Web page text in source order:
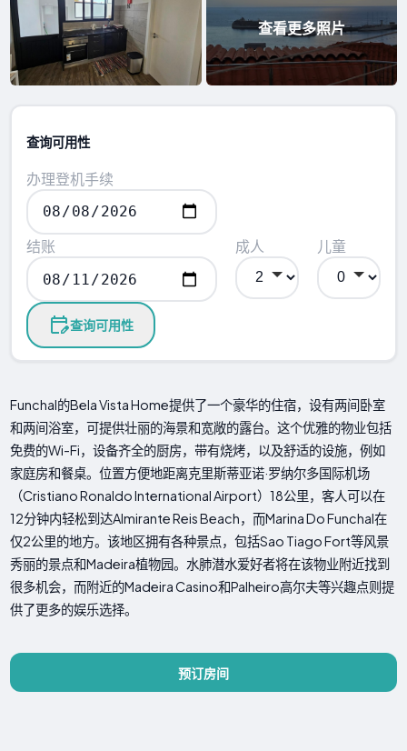
查看更多照片
查询可用性
办理登机手续
结账 成人 儿童
查询可用性
Funchal的Bela Vista Home提供了一个豪华的住宿，设有两间卧室
和两间浴室，可提供壮丽的海景和宽敞的露台。这个优雅的物业包括
免费的Wi-Fi，设备齐全的厨房，带有烧烤，以及舒适的设施，例如
家庭房和餐桌。位置方便地距离克里斯蒂亚诺·罗纳尔多国际机场
（Cristiano Ronaldo International Airport）18公里，客人可以在
12分钟内轻松到达Almirante Reis Beach，而Marina Do Funchal在
仅2公里的地方。该地区拥有各种景点，包括Sao Tiago Fort等风景
秀丽的景点和Madeira植物园。水肺潜水爱好者将在该物业附近找到
很多机会，而附近的Madeira Casino和Palheiro高尔夫等兴趣点则提
供了更多的娱乐选择。
预订房间